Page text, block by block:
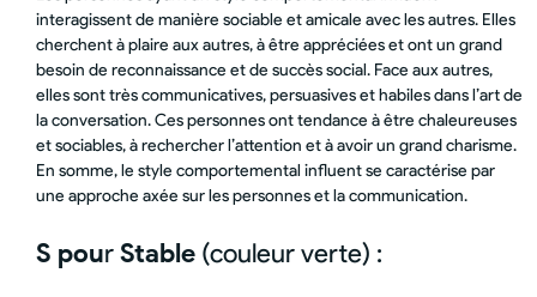
interagissent de manière sociable et amicale avec les autres. Elles
cherchent à plaire aux autres, à être appréciées et ont un grand
besoin de reconnaissance et de succès social. Face aux autres,
elles sont très communicatives, persuasives et habiles dans l’art de
la conversation. Ces personnes ont tendance à être chaleureuses
et sociables, à rechercher l’attention et à avoir un grand charisme.
En somme, le style comportemental influent se caractérise par
une approche axée sur les personnes et la communication.
S pourStable (couleur verte) :